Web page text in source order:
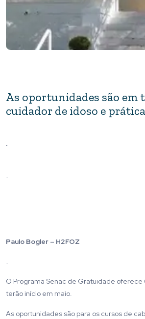
As oportunidades são em
cuidador de idoso e
.
.
Paulo Bogler – H2FOZ
.
O Programa Senac de Gratuidade
terão início em maio.
As oportunidades são para os cursos de